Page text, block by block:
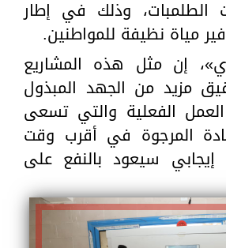
الطلمبات، وذلك في إطار
مياة نظيفة للمواطنين.
إن مثل هذه المشاريع
مزيد من الجهد المبذول
الفعلية والتي تسعى
المرجوة في أقرب وقت
سيعود بالنفع على